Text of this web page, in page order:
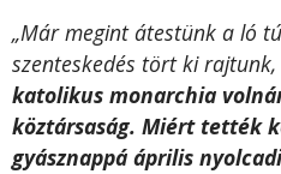
„Már megint átestünk a ló
szenteskedés tört ki rajtunk,
katolikus monarchia
köztársaság. Miért tették
gyásznappá április